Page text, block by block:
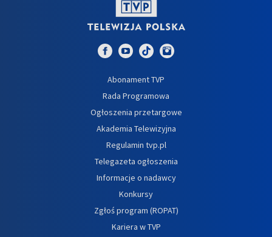
Abonament TVP
Rada Programowa
Ogłoszenia przetargowe
Akademia Telewizyjna
Regulamin tvp.pl
Telegazeta ogłoszenia
Informacje o nadawcy
Konkursy
Zgłoś program (ROPAT)
Kariera w TVP